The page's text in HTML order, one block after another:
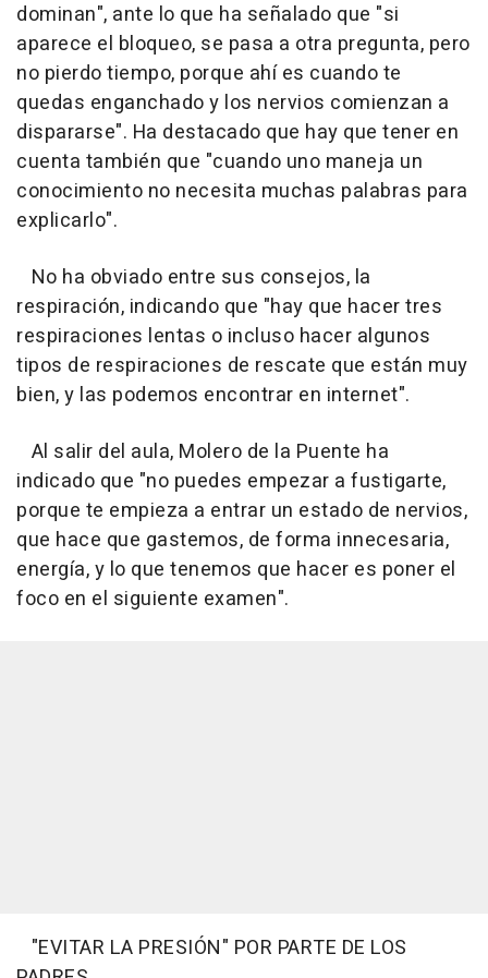
dominan", ante lo que ha señalado que "si
aparece el bloqueo, se pasa a otra pregunta, pero
no pierdo tiempo, porque ahí es cuando te
quedas enganchado y los nervios comienzan a
dispararse". Ha destacado que hay que tener en
cuenta también que "cuando uno maneja un
conocimiento no necesita muchas palabras para
explicarlo".
No ha obviado entre sus consejos, la
respiración, indicando que "hay que hacer tres
respiraciones lentas o incluso hacer algunos
tipos de respiraciones de rescate que están muy
bien, y las podemos encontrar en internet".
Al salir del aula, Molero de la Puente ha
indicado que "no puedes empezar a fustigarte,
porque te empieza a entrar un estado de nervios,
que hace que gastemos, de forma innecesaria,
energía, y lo que tenemos que hacer es poner el
foco en el siguiente examen".
"EVITAR LA PRESIÓN" POR PARTE DE LOS